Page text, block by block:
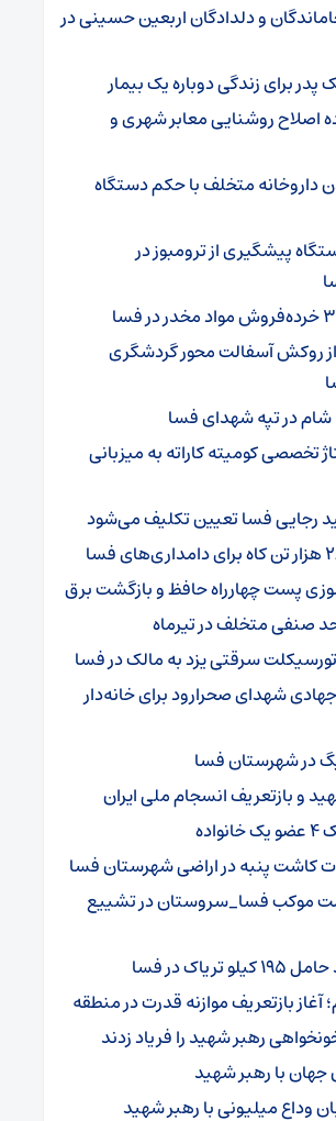
و دلدادگان اربعین حسینی در
برای زندگی دوباره یک بیمار
اصلاح روشنایی معابر شهری و
داروخانه متخلف با حکم دستگاه
پیشگیری از ترومبوز در
از روکش آسفالت محور گردشگری
شام در تپه شهدای فسا
تخصصی کومیته کاراته به میزبانی
رجایی فسا تعیین تکلیف می‌شود
پست چهارراه حافظ و بازگشت برق
سرقتی یزد به مالک در فسا
شهدای صحرارود برای خانه‌دار
و بازتعریف انسجام ملی ایران
کاشت پنبه در اراضی شهرستان فسا
موکب فسا_سروستان در تشییع
تریاک در فسا
آغاز بازتعریف موازنه قدرت در منطقه
رهبر شهید را فریاد زدند
جهان با رهبر شهید
وداع میلیونی با رهبر شهید